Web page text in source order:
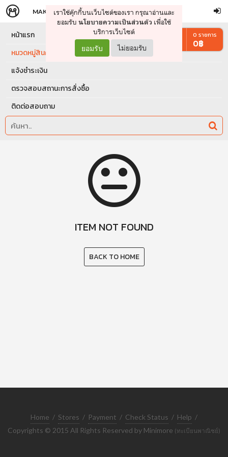
จัดการรถเข็น ดำเนินการต่อ
MAKERS STORE
เราใช้คุ๊กกี้บนเว็บไซต์ของเรา กรุณาอ่านและ
ยอมรับ นโยบายความเป็นส่วนตัว เพื่อใช้
บริการเว็บไซต์
ยอมรับ ไม่ยอมรับ
หน้าแรก
หมวดหมู่สินค้า
แจ้งชำระเงิน
ตรวจสอบสถานะการสั่งซื้อ
ติดต่อสอบถาม
0 รายการ
0฿
ITEM NOT FOUND
BACK TO HOME
Home / Stores / Payment / Check Status / Help /
Copyrights © 2015 All Rights Reserved by Minimore (ทะเบียนพาณิชย์)